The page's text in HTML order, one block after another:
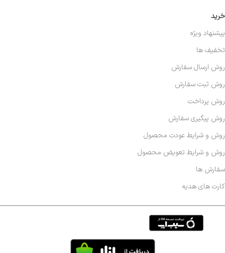
خرید
پیشنهاد ویژه
تخفیف ها
روش ارسال سفارش
روش ثبت سفارش
روش پرداخت
روش پیگیری سفارش
روش و شرایط عودت محصول
روش و شرایط تعویض محصول
سفارش ها
کارت های هدیه